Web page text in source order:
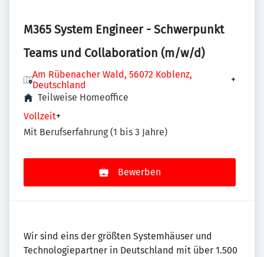
M365 System Engineer - Schwerpunkt
Teams und Collaboration (m/w/d)
Am Rübenacher Wald, 56072 Koblenz,
Deutschland
+
Teilweise Homeoffice
Vollzeit+
Mit Berufserfahrung (1 bis 3 Jahre)
Bewerben
Wir sind eins der größten Systemhäuser und
Technologiepartner in Deutschland mit über 1.500